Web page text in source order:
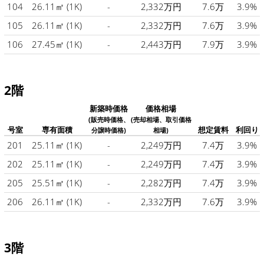
104
26.11㎡ (1K) - 2,332万円 7.6万
3.9%
105
26.11㎡ (1K) - 2,332万円 7.6万
3.9%
106
27.45㎡ (1K) - 2,443万円 7.9万 3.9%
2階
号室 専有面積
新築時価格
(販売時価格、
分譲時価格)
価格相場
(売却相場、取引価格
相場)
想定賃料 利回り
201 25.11㎡ (1K) - 2,249万円 7.4万
3.9%
202
25.11㎡ (1K) - 2,249万円 7.4万
3.9%
205
25.51㎡ (1K) - 2,282万円 7.4万
3.9%
206
26.11㎡ (1K) - 2,332万円 7.6万 3.9%
3階